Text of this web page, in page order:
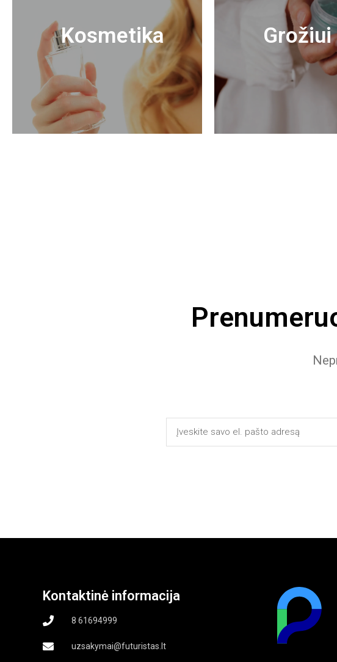
Kosmetika
Grožiui
Kontaktinė informacija
8 61694999
uzsakymai@futuristas.lt